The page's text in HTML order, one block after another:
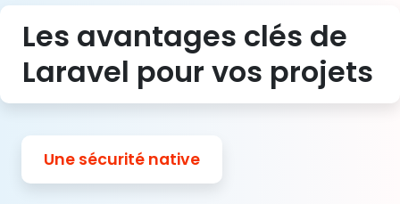
Les avantages clés de
Laravel pour vos projets
Une sécurité native